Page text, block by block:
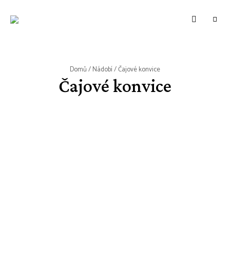
WWW.VUNE-
Food
Domů/Nádobí/ Čajové konvice
Čajové konvice